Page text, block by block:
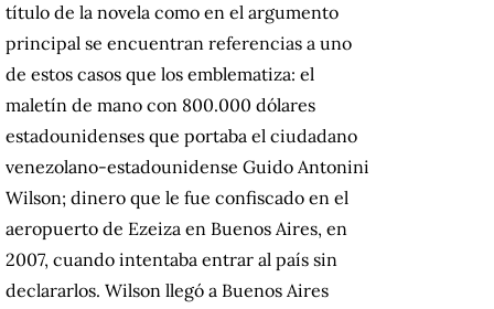
título de la novela como en el argumento
principal se encuentran referencias a uno
de estos casos que los emblematiza: el
maletín de mano con 800.000 dólares
estadounidenses que portaba el ciudadano
venezolano-estadounidense Guido Antonini
Wilson; dinero que le fue confiscado en el
aeropuerto de Ezeiza en Buenos Aires, en
2007, cuando intentaba entrar al país sin
declararlos. Wilson llegó a Buenos Aires